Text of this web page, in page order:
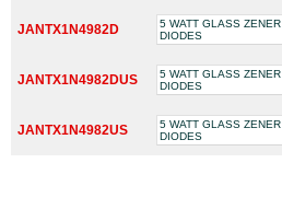
JANTX1N4982D
5 WATT GLASS ZENER
DIODES
JANTX1N4982DUS
5 WATT GLASS ZENER
DIODES
JANTX1N4982US
5 WATT GLASS ZENER
DIODES